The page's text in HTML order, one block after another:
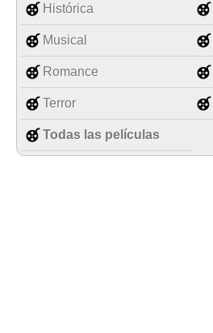
Histórica
Musical
Romance
Terror
Todas las películas